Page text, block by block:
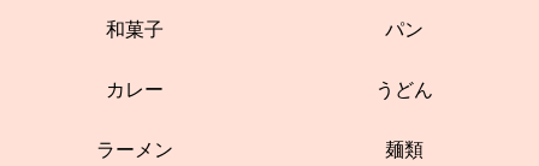
和菓子 パン
カレー うどん
ラーメン 麺類